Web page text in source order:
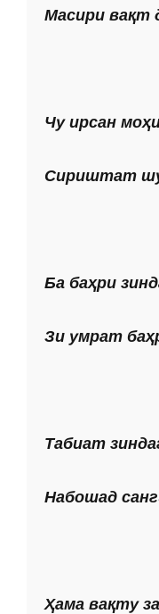
Масири вақт
Чу ирсан
Сириштат
Ба баҳри
Зи умрат
Табиат
Набошад
Ҳама вақту